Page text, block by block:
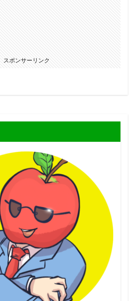
スポンサーリンク